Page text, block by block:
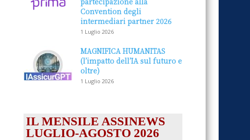
Convention degli
intermediari partner 2026
1 Luglio 2026
MAGNIFICA HUMANITAS
(l’impatto dell’IA sul futuro e
oltre)
1 Luglio 2026
IL MENSILE ASSINEWS
LUGLIO-AGOSTO 2026